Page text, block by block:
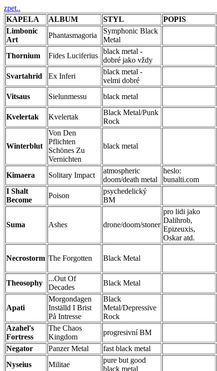
zpet..
KAPELA
ALBUM STYL
POPIS
Limbonic
Art
Phantasmagoria
Symphonic Black
Metal
Thornium
Fides Luciferius
black metal -
dobré jako vždy
Svartahrid
Ex Inferi
black metal -
velmi dobré
Vitsaus
Sielunmessu black metal
Kvelertak Kvelertak
Black Metal/Punk
Rock
Winterblut
Von Den
Pflichten
Schönes Zu
Vernichten
black metal
Kimaera Solitary Impact
atmospheric
doom/death metal
heslo:
bunalti.com
I Shalt
Become
Poison
psychedelický
BM
Suma Ashes drone/doom/stoner
pro lidi jako
Dalihrob,
Epizeuxis,
Oskar atd.
Necrostorm The Forgotten Black Metal
Theosophy
...Out Of
Decades
Black Metal
Apati
Morgondagen
Inställd I Brist
På Intresse
Black
Metal/Depressive
Rock
Azahel's
Fortress
The Chaos
Kingdom
progresivní BM
Negator
Panzer Metal
fast black metal
Nyseius
Militae
pure but good
black metal